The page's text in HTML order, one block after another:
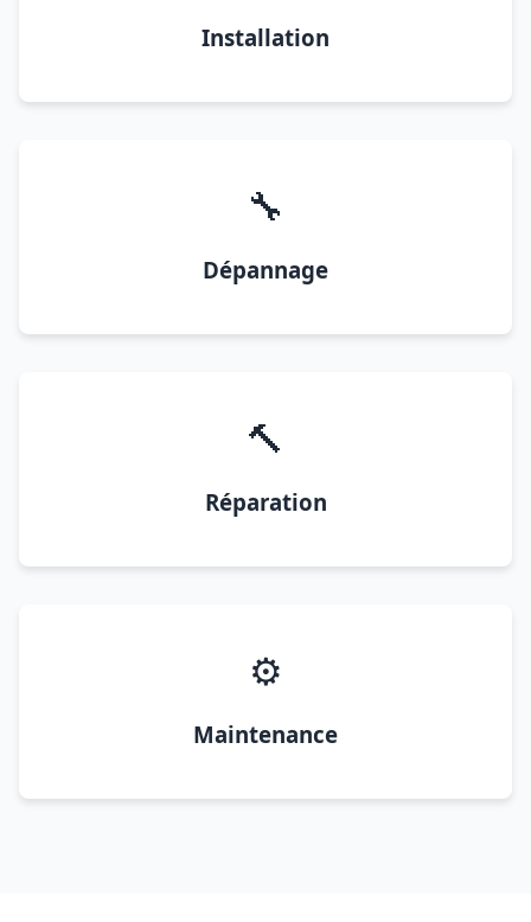
Installation
🔧
Dépannage
🔨
Réparation
⚙️
Maintenance